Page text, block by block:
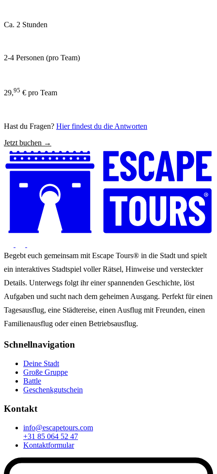
Ca. 2 Stunden
2-4 Personen (pro Team)
29,95 € pro Team
Hast du Fragen? Hier findest du die Antworten
Jetzt buchen →
Begebt euch gemeinsam mit Escape Tours® in die Stadt und spielt
ein interaktives Stadtspiel voller Rätsel, Hinweise und versteckter
Details. Unterwegs folgt ihr einer spannenden Geschichte, löst
Aufgaben und sucht nach dem geheimen Ausgang. Perfekt für einen
Tagesausflug, eine Städtereise, einen Ausflug mit Freunden, einen
Familienausflug oder einen Betriebsausflug.
Schnellnavigation
Deine Stadt
Große Gruppe
Battle
Geschenkgutschein
Kontakt
info@escapetours.com
+31 85 064 52 47
Kontaktformular